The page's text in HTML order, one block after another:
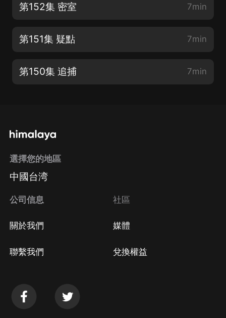
第152集 密室 7min
第151集 疑點 7min
第150集 追捕 7min
選擇您的地區
中國台湾
公司信息
關於我們
聯繫我們
社區
媒體
兌換權益